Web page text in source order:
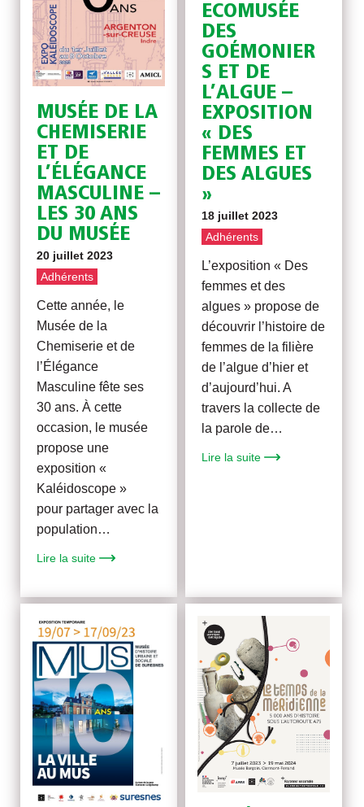
MUSÉE DE LA
CHEMISERIE
ET DE
L’ÉLÉGANCE
MASCULINE –
LES 30 ANS
DU MUSÉE
20 juillet 2023
Adhérents
Cette année, le
Musée de la
Chemiserie et de
l’Élégance
Masculine fête ses
30 ans. À cette
occasion, le musée
propose une
exposition «
Kaléidoscope »
pour partager avec la
population…
Lire la suite
ECOMUSÉE
DES
GOÉMONIER
S ET DE
L’ALGUE –
EXPOSITION
« DES
FEMMES ET
DES ALGUES
»
18 juillet 2023
Adhérents
L’exposition « Des
femmes et des
algues » propose de
découvrir l’histoire de
femmes de la filière
de l’algue d’hier et
d’aujourd’hui. A
travers la collecte de
la parole de…
Lire la suite